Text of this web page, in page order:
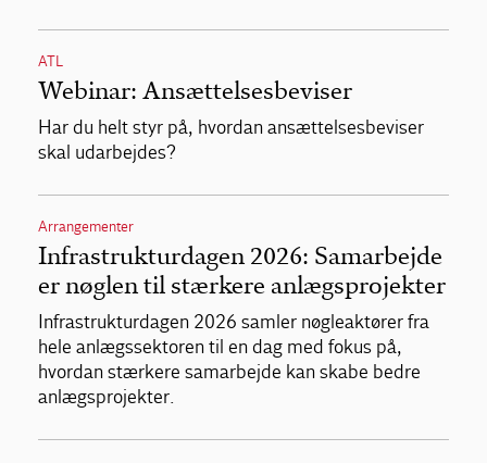
ATL
Webinar: Ansættelsesbeviser
Har du helt styr på, hvordan ansættelsesbeviser
skal udarbejdes?
Arrangementer
Infrastrukturdagen 2026: Samarbejde
er nøglen til stærkere anlægsprojekter
Infrastrukturdagen 2026 samler nøgleaktører fra
hele anlægssektoren til en dag med fokus på,
hvordan stærkere samarbejde kan skabe bedre
anlægsprojekter.